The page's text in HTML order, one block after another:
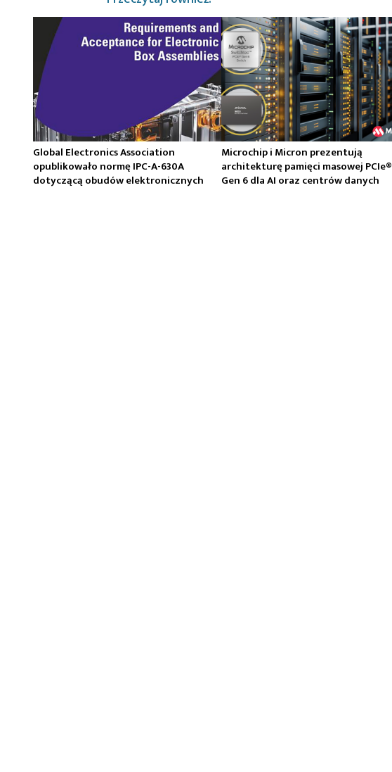
Global Electronics Association
opublikowało normę IPC-A-630A
dotyczącą obudów elektronicznych
Microchip i Micron prezentują
architekturę pamięci masowej PCIe®
Gen 6 dla AI oraz centrów danych